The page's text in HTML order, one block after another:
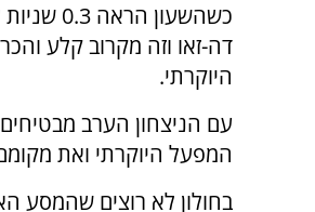
היוקרתי.
עם הניצחון הערב
המפעל היוקרתי ואת מקומם בטורניר
בחולון לא רוצים שהמסע